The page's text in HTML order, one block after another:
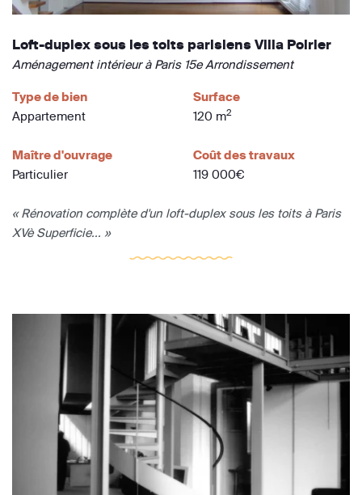
Loft-duplex sous les toits parisiens Villa Poirier
Aménagement intérieur à Paris 15e Arrondissement
Type de bien
Appartement
Surface
120 m2
Maître d'ouvrage
Particulier
Coût des travaux
119 000€
« Rénovation complète d'un loft-duplex sous les toits à Paris
XVè Superficie... »